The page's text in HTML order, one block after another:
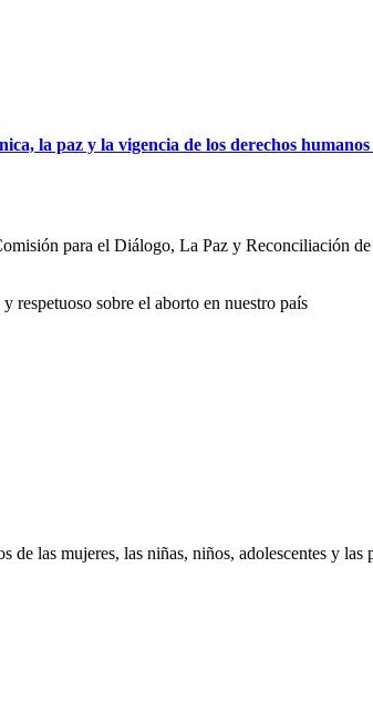
la paz y la vigencia de los derechos
para el Diálogo, La Paz y Reconciliación
respetuoso sobre el aborto en nuestro país
de las mujeres, las niñas, niños, adolescentes y